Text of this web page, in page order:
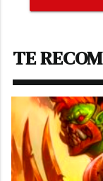
TE